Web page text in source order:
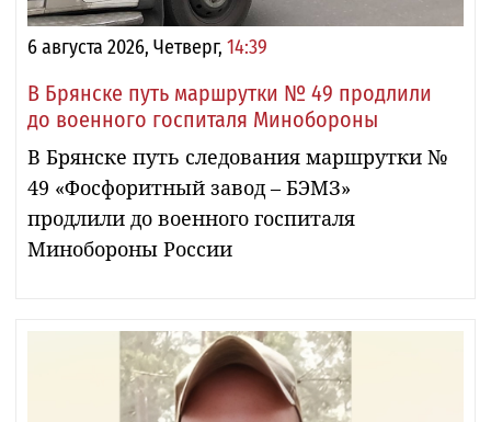
6 августа 2026, Четверг, 14:39
В Брянске путь маршрутки № 49 продлили
до военного госпиталя Минобороны
В Брянске путь следования маршрутки №
49 «Фосфоритный завод – БЭМЗ»
продлили до военного госпиталя
Минобороны России